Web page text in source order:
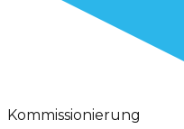
Kommissionierung